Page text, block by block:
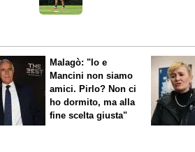
Malagò: "Io e
Mancini non siamo
amici. Pirlo? Non ci
ho dormito, ma alla
fine scelta giusta"